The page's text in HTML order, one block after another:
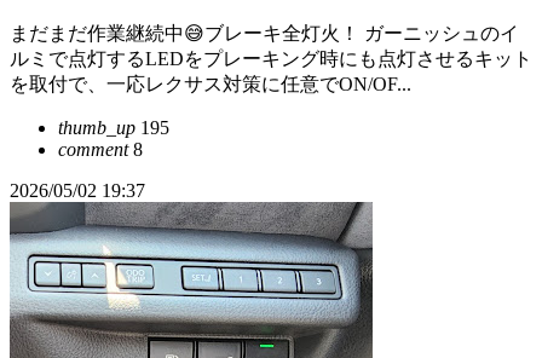
まだまだ作業継続中😅ブレーキ全灯火！ ガーニッシュのイ
ルミで点灯するLEDをプレーキング時にも点灯させるキット
を取付で、一応レクサス対策に任意でON/OF...
thumb_up 195
comment8
2026/05/02 19:37